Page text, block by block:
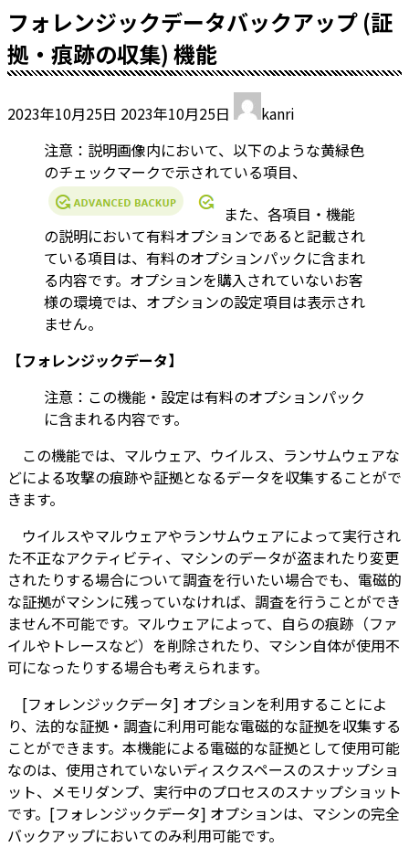
フォレンジックデータバックアップ (証
拠・痕跡の収集) 機能
2023年10月25日 終
更
新
日
時
:
2023年10月25日
kanri
注意：説明画像内において、以下のような黄緑色
のチェックマークで示されている項目、
また、各項目・機能
の説明において有料オプションであると記載され
ている項目は、有料のオプションパックに含まれ
る内容です。オプションを購入されていないお客
様の環境では、オプションの設定項目は表示され
ません。
【フォレンジックデータ】
注意：この機能・設定は有料のオプションパック
に含まれる内容です。
この機能では、マルウェア、ウイルス、ランサムウェアな
どによる攻撃の痕跡や証拠となるデータを収集することがで
きます。
ウイルスやマルウェアやランサムウェアによって実行され
た不正なアクティビティ、マシンのデータが盗まれたり変更
されたりする場合について調査を行いたい場合でも、電磁的
な証拠がマシンに残っていなければ、調査を行うことができ
ません不可能です。マルウェアによって、自らの痕跡（ファ
イルやトレースなど）を削除されたり、マシン自体が使用不
可になったりする場合も考えられます。
[フォレンジックデータ] オプションを利用することによ
り、法的な証拠・調査に利用可能な電磁的な証拠を収集する
ことができます。本機能による電磁的な証拠として使用可能
なのは、使用されていないディスクスペースのスナップショ
ット、メモリダンプ、実行中のプロセスのスナップショット
です。[フォレンジックデータ] オプションは、マシンの完全
バックアップにおいてのみ利用可能です。